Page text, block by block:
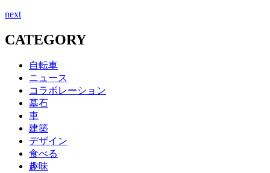
next
CATEGORY
自転車
ニュース
コラボレーション
墓石
車
建築
デザイン
食べる
趣味